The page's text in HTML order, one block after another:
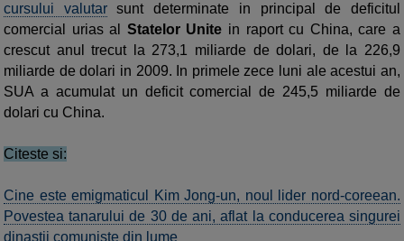
cursului valutarsunt determinate in principal de deficitul
comercial urias al Statelor Unite in raport cu China, care a
crescut anul trecut la 273,1 miliarde de dolari, de la 226,9
miliarde de dolari in 2009. In primele zece luni ale acestui an,
SUA a acumulat un deficit comercial de 245,5 miliarde de
dolari cu China.
Citeste si:
Cine este emigmaticul Kim Jong-un, noul lider nord-coreean.
Povestea tanarului de 30 de ani, aflat la conducerea singurei
dinastii comuniste din lume